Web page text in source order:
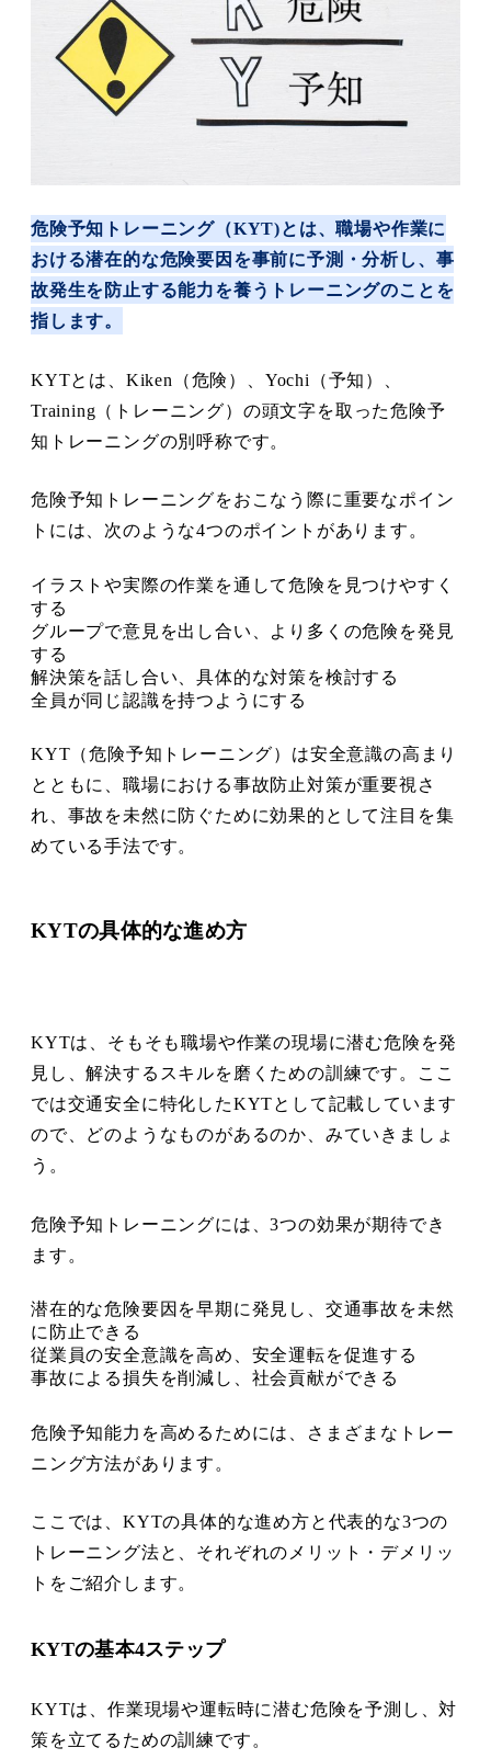
危険予知トレーニング（KYT)とは、職場や作業に
おける潜在的な危険要因を事前に予測・分析し、事
故発生を防止する能力を養うトレーニングのことを
指します。
KYTとは、Kiken（危険）、Yochi（予知）、
Training（トレーニング）の頭文字を取った危険予
知トレーニングの別呼称です。
危険予知トレーニングをおこなう際に重要なポイン
トには、次のような4つのポイントがあります。
イラストや実際の作業を通して危険を見つけやすく
する
グループで意見を出し合い、より多くの危険を発見
する
解決策を話し合い、具体的な対策を検討する
全員が同じ認識を持つようにする
KYT（危険予知トレーニング）は安全意識の高まり
とともに、職場における事故防止対策が重要視さ
れ、事故を未然に防ぐために効果的として注目を集
めている手法です。
KYTの具体的な進め方
KYTは、そもそも職場や作業の現場に潜む危険を発
見し、解決するスキルを磨くための訓練です。ここ
では交通安全に特化したKYTとして記載しています
ので、どのようなものがあるのか、みていきましょ
う。
危険予知トレーニングには、3つの効果が期待でき
ます。
潜在的な危険要因を早期に発見し、交通事故を未然
に防止できる
従業員の安全意識を高め、安全運転を促進する
事故による損失を削減し、社会貢献ができる
危険予知能力を高めるためには、さまざまなトレー
ニング方法があります。
ここでは、KYTの具体的な進め方と代表的な3つの
トレーニング法と、それぞれのメリット・デメリッ
トをご紹介します。
KYTの基本4ステップ
KYTは、作業現場や運転時に潜む危険を予測し、対
策を立てるための訓練です。